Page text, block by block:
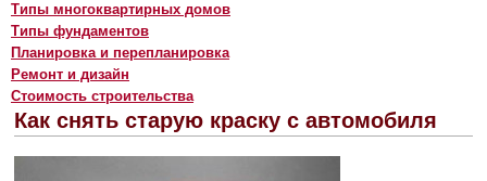
Типы многоквартирных домов
Типы фундаментов
Планировка и перепланировка
Ремонт и дизайн
Стоимость строительства
Как снять старую краску с автомобиля